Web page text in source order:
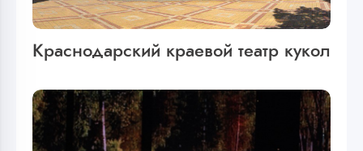
Краснодарский краевой театр кукол